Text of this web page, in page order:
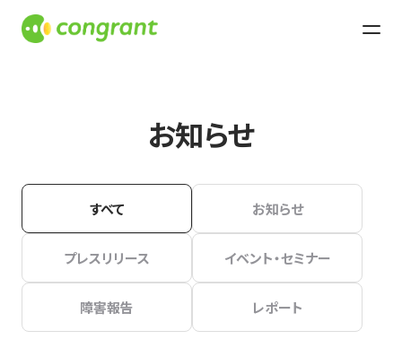
お知らせ
すべて お知らせ
プレスリリース イベント・セミナー
障害報告 レポート